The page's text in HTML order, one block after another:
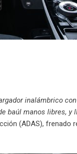
inalámbrico
baúl manos libres, y
(ADAS), frenado